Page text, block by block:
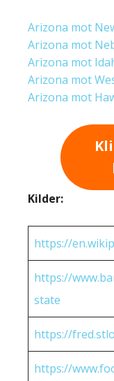
Arizona mot
Arizona mot
Arizona mot
Arizona mot
Arizona mot
Kilder:
https://
https://
state
https://
https://